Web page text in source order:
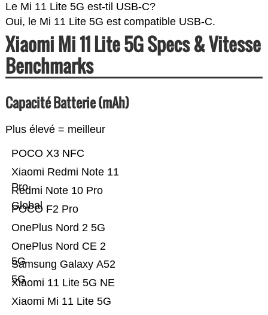
Le Mi 11 Lite 5G est-til USB-C?
Oui, le Mi 11 Lite 5G est compatible USB-C.
Xiaomi Mi 11 Lite 5G Specs & Vitesse
Benchmarks
Capacité Batterie (mAh)
Plus élevé = meilleur
Xiaomi Mi 11 Lite 5G
Xiaomi 11 Lite 5G NE
Samsung Galaxy A52
5G
OnePlus Nord CE 2
5G
OnePlus Nord 2 5G
POCO F2 Pro
Redmi Note 10 Pro
Global
Xiaomi Redmi Note 11
Pro
POCO X3 NFC